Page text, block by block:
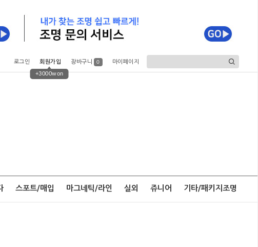
로그인 회원가입
+3000won
장바구니 0 마이페이지
스포트/매입 마그네틱/라인 실외 쥬니어 기타/패키지조명